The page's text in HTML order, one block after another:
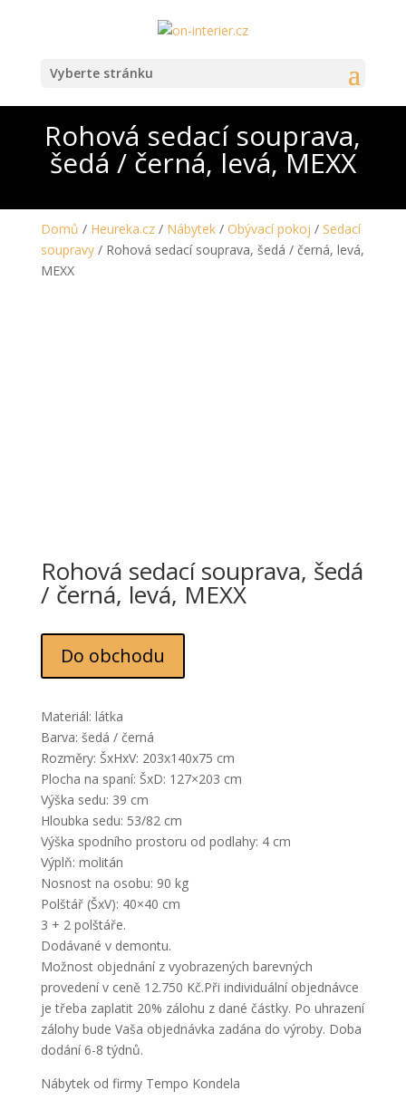
Vyberte stránku
Rohová sedací souprava,
šedá / černá, levá, MEXX
Domů / Heureka.cz/ Nábytek/ Obývací pokoj / Sedací
soupravy/ Rohová sedací souprava, šedá / černá, levá,
MEXX
Rohová sedací souprava, šedá
/ černá, levá, MEXX
Do obchodu
Materiál: látka
Barva: šedá / černá
Rozměry: ŠxHxV: 203x140x75 cm
Plocha na spaní: ŠxD: 127×203 cm
Výška sedu: 39 cm
Hloubka sedu: 53/82 cm
Výška spodního prostoru od podlahy: 4 cm
Výplň: molitán
Nosnost na osobu: 90 kg
Polštář (ŠxV): 40×40 cm
3 + 2 polštáře.
Dodávané v demontu.
Možnost objednání z vyobrazených barevných
provedení v ceně 12.750 Kč.Při individuální objednávce
je třeba zaplatit 20% zálohu z dané částky. Po uhrazení
zálohy bude Vaša objednávka zadána do výroby. Doba
dodání 6-8 týdnů.
Nábytek od firmy Tempo Kondela